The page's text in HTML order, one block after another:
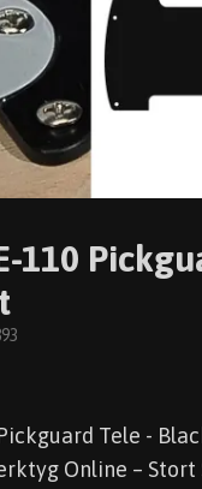
110
Tele -
Online – Stort